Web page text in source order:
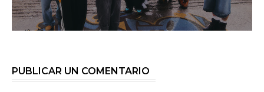
PUBLICAR UN COMENTARIO